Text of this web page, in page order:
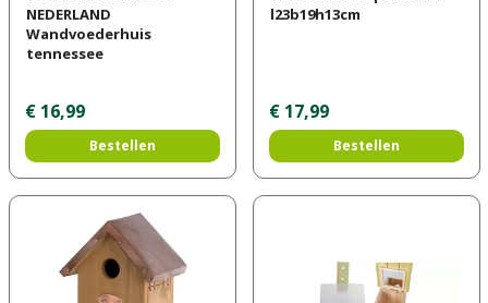
NEDERLAND
Wandvoederhuis
tennessee
€ 16,99
Bestellen
l23b19h13cm
€ 17,99
Bestellen